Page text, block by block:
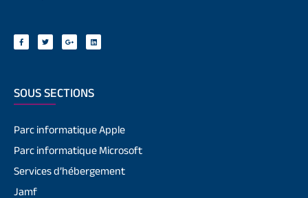
SOUS SECTIONS
Parc informatique Apple
Parc informatique Microsoft
Services d’hébergement
Jamf